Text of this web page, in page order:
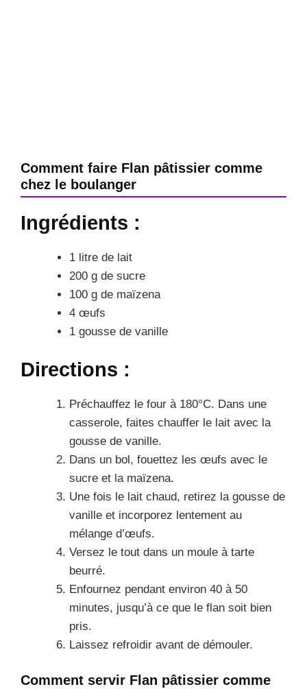
Comment faire Flan pâtissier comme
chez le boulanger
Ingrédients :
1 litre de lait
200 g de sucre
100 g de maïzena
4 œufs
1 gousse de vanille
Directions :
Préchauffez le four à 180°C. Dans une
casserole, faites chauffer le lait avec la
gousse de vanille.
Dans un bol, fouettez les œufs avec le
sucre et la maïzena.
Une fois le lait chaud, retirez la gousse de
vanille et incorporez lentement au
mélange d’œufs.
Versez le tout dans un moule à tarte
beurré.
Enfournez pendant environ 40 à 50
minutes, jusqu’à ce que le flan soit bien
pris.
Laissez refroidir avant de démouler.
Comment servir Flan pâtissier comme